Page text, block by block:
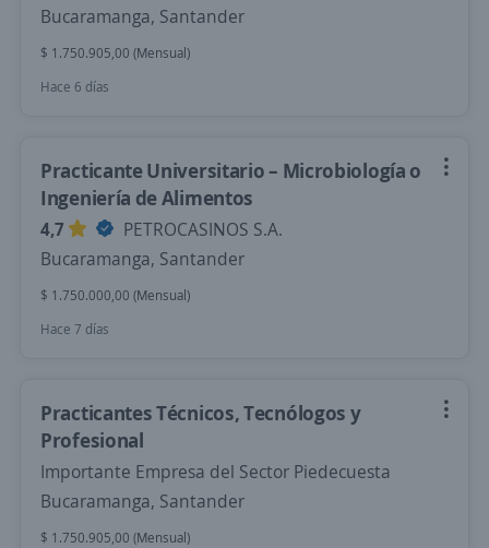
Bucaramanga, Santander
$ 1.750.905,00 (Mensual)
Hace 6 días
Practicante Universitario – Microbiología o
Ingeniería de Alimentos
4,7
PETROCASINOS S.A.
Bucaramanga, Santander
$ 1.750.000,00 (Mensual)
Hace 7 días
Practicantes Técnicos, Tecnólogos y
Profesional
Importante Empresa del Sector Piedecuesta
Bucaramanga, Santander
$ 1.750.905,00 (Mensual)